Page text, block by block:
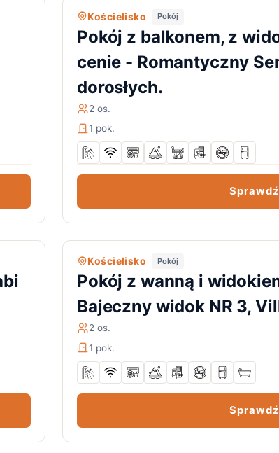
Kościelisko Pokój
Pokój z balkonem, z
cenie - Romantyczny
dorosłych.
2 os.
1 pok.
Kościelisko Pokój
Pokój z wanną i
Bajeczny widok NR 3,
2 os.
1 pok.